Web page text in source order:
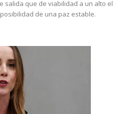
salida que de viabilidad a un alto el
de una paz estable.